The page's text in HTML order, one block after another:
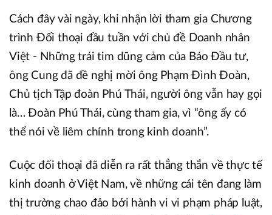
Cách đây vài ngày, khi nhận lời tham gia Chương
trình Đối thoại đầu tuần với chủ đề Doanh nhân
Việt - Những trái tim dũng cảm của Báo Đầu tư,
ông Cung đã đề nghị mời ông Phạm Đình Đoàn,
Chủ tịch Tập đoàn Phú Thái, người ông vẫn hay gọi
là… Đoàn Phú Thái, cùng tham gia, vì “ông ấy có
thể nói về liêm chính trong kinh doanh”.
Cuộc đối thoại đã diễn ra rất thẳng thắn về thực tế
kinh doanh ở Việt Nam, về những cái tên đang làm
thị trường chao đảo bởi hành vi vi phạm pháp luật,